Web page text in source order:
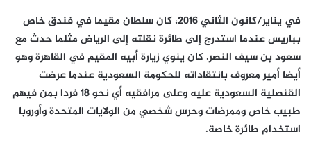
في يناير/كانون الثاني 2016، كان سلطان مقيما في فندق خاص
بباريس عندما استدرج إلى طائرة نقلته إلى الرياض مثلما حدث مع
سعود بن سيف النصر. كان ينوي زيارة أبيه المقيم في القاهرة وهو
أيضا أمير معروف بانتقاداته للحكومة السعودية عندما عرضت
القنصلية السعودية عليه وعلى مرافقيه أي نحو 18 فردا بمن فيهم
طبيب خاص وممرضات وحرس شخصي من الولايات المتحدة وأوروبا
استخدام طائرة خاصة.